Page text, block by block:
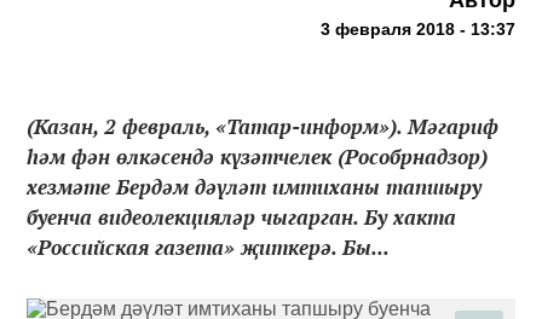
3 февраля 2018 - 13:37
(Казан, 2 февраль, «Татар-информ»). Мәгариф
һәм фән өлкәсендә күзәтчелек (Рособрнадзор)
хезмәте Бердәм дәүләт имтиханы тапшыру
буенча видеолекцияләр чыгарган. Бу хакта
«Российская газета» җиткерә. Бы...